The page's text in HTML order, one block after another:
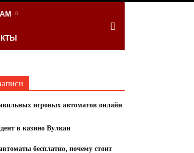
игровых автоматов онлайн
в казино Вулкан
бесплатно, почему стоит